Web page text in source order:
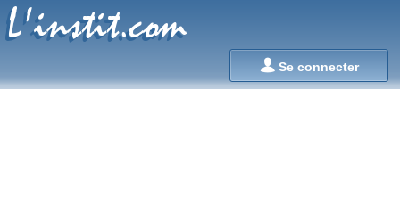
Se connecter
L'instit.com
L'instit.com